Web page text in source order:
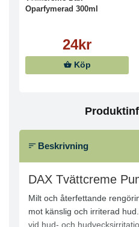
Oparfymerad 300ml
24kr
Köp
Beskrivning
DAX Tvättcreme
Milt och återfettande
mot känslig och irriterad
vid hud- och